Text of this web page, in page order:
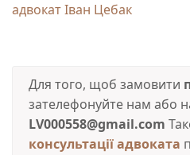
адвокат Іван Цебак
Для того, щоб замовити
зателефонуйте нам або
LV000558@gmail.com
консультації адвоката